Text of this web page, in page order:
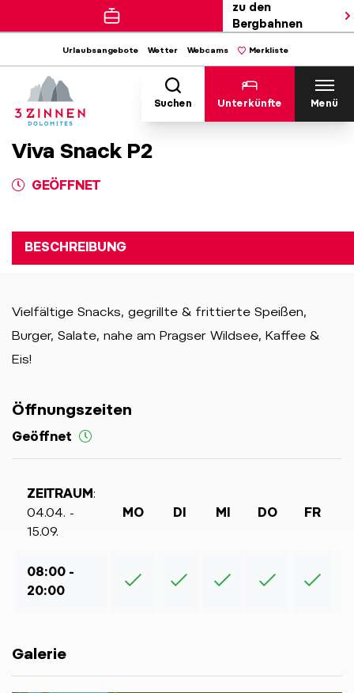
zu den
Bergbahnen
Urlaubsangebote Wetter Webcams Merkliste
Suchen Unterkünfte Menü
Viva Snack P2
GEÖFFNET
BESCHREIBUNG
Vielfältige Snacks, gegrillte & frittierte Speißen,
Burger, Salate, nahe am Pragser Wildsee, Kaffee &
Eis!
Öffnungszeiten
Geöffnet
ZEITRAUM:
04.04. -
15.09.
MO DI MI DO FR
08:00 -
20:00
Galerie